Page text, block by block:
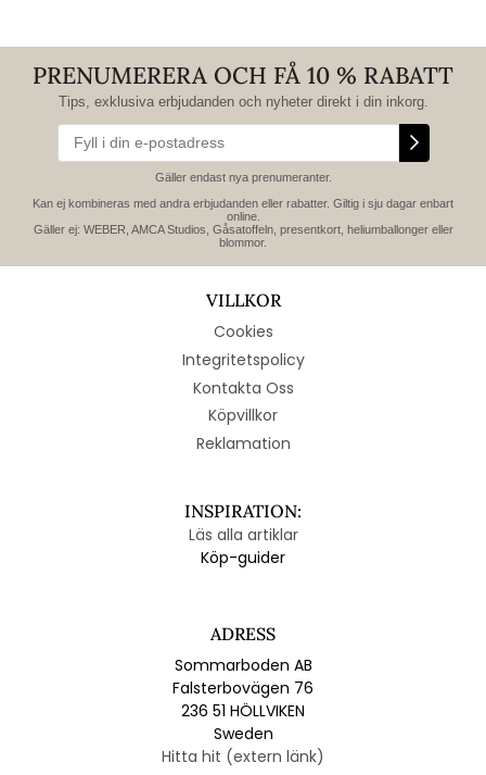
PRENUMERERA OCH FÅ 10 % RABATT
Tips, exklusiva erbjudanden och nyheter direkt i din inkorg.
Gäller endast nya prenumeranter.
Kan ej kombineras med andra erbjudanden eller rabatter. Giltig i sju dagar enbart
online.
Gäller ej: WEBER, AMCA Studios, Gåsatoffeln, presentkort, heliumballonger eller
blommor.
VILLKOR
Cookies
Integritetspolicy
Kontakta Oss
Köpvillkor
Reklamation
INSPIRATION:
Läs alla artiklar
Köp-guider
ADRESS
Sommarboden AB
Falsterbovägen 76
236 51 HÖLLVIKEN
Sweden
Hitta hit (extern länk)